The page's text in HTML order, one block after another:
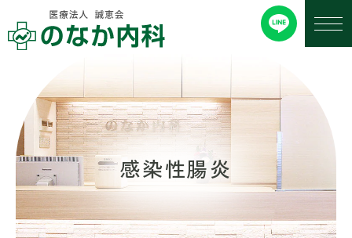
感染性腸炎